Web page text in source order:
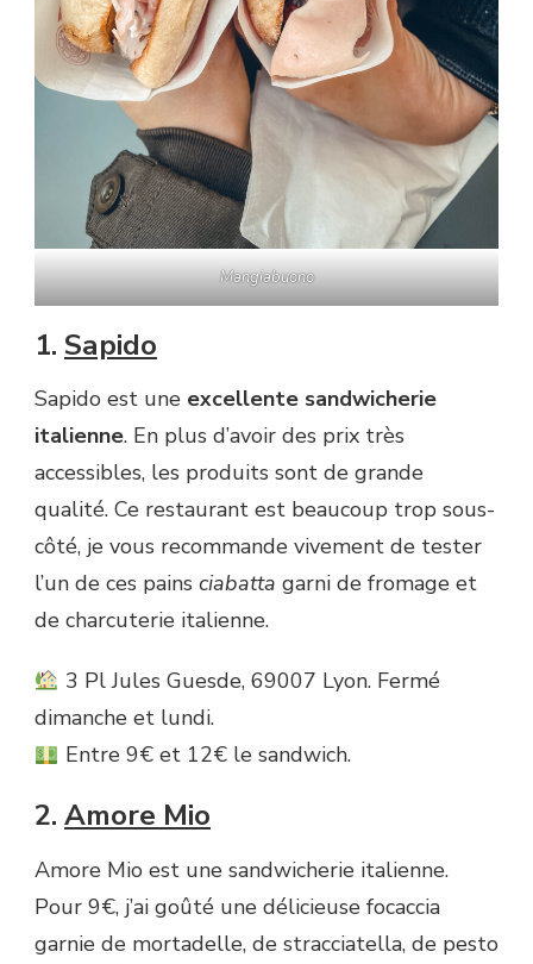
Mangiabuono
1. Sapido
Sapido est une excellente sandwicherie
italienne. En plus d’avoir des prix très
accessibles, les produits sont de grande
qualité. Ce restaurant est beaucoup trop sous-
côté, je vous recommande vivement de tester
l’un de ces pains ciabatta garni de fromage et
de charcuterie italienne.
3 Pl Jules Guesde, 69007 Lyon. Fermé
dimanche et lundi.
Entre 9€ et 12€ le sandwich.
2. Amore Mio
Amore Mio est une sandwicherie italienne.
Pour 9€, j’ai goûté une délicieuse focaccia
garnie de mortadelle, de stracciatella, de pesto